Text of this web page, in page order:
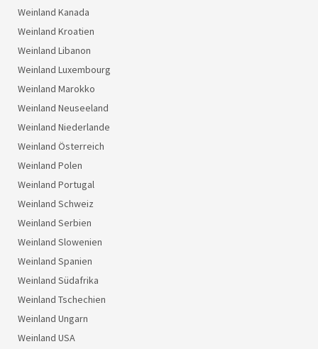
Weinland Kanada
Weinland Kroatien
Weinland Libanon
Weinland Luxembourg
Weinland Marokko
Weinland Neuseeland
Weinland Niederlande
Weinland Österreich
Weinland Polen
Weinland Portugal
Weinland Schweiz
Weinland Serbien
Weinland Slowenien
Weinland Spanien
Weinland Südafrika
Weinland Tschechien
Weinland Ungarn
Weinland USA